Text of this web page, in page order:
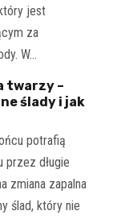
jest
za
W…
twarzy –
ślady i jak
potrafią
przez długie
zmiana zapalna
ślad, który nie